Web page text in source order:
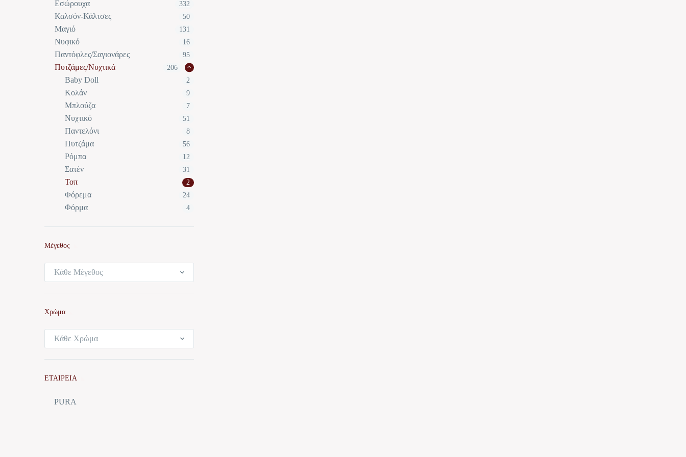
Εσώρουχα 332
Καλσόν-Κάλτσες 50
Μαγιό 131
Νυφικό 16
Παντόφλες/Σαγιονάρες 95
Πυτζάμες/Νυχτικά 206
Baby Doll 2
Κολάν 9
Μπλούζα 7
Νυχτικό 51
Παντελόνι 8
Πυτζάμα 56
Ρόμπα 12
Σατέν 31
Τοπ 2
Φόρεμα 24
Φόρμα 4
Μέγεθος
Κάθε Μέγεθος
Χρώμα
Κάθε Χρώμα
ΕΤΑΙΡΕΙΑ
PURA